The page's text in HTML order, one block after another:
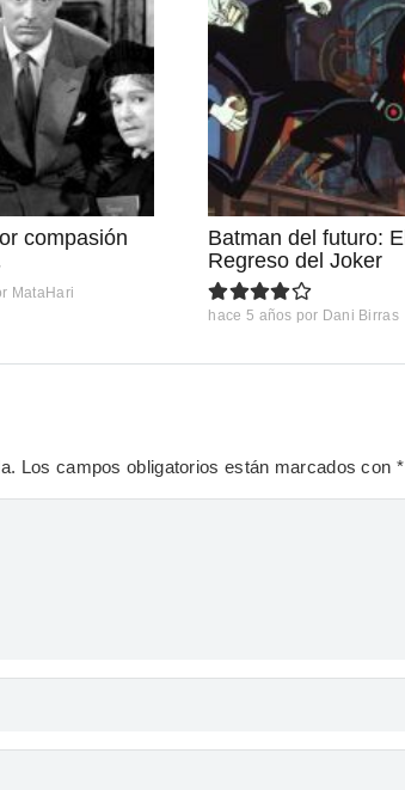
compasión
MataHari
Batman del futuro: El
Regreso del Joker
hace 5 años por Dani Birras
Los campos obligatorios están marcados con *